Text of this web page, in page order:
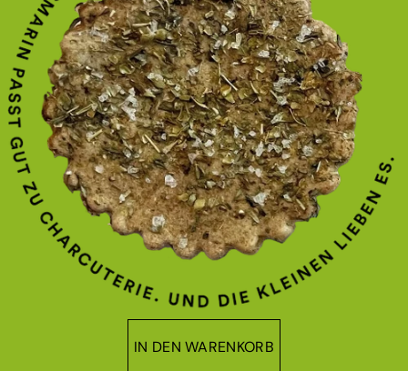
IN DEN WARENKORB